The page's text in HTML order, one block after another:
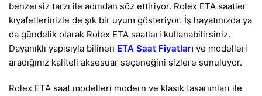
benzersiz tarzı ile adından söz ettiriyor. Rolex ETA saatler
kıyafetlerinizle de şık bir uyum gösteriyor. İş hayatınızda ya
da gündelik olarak Rolex ETA saatleri kullanabilirsiniz.
Dayanıklı yapısıyla bilinen ETA Saat Fiyatları ve modelleri
aradığınız kaliteli aksesuar seçeneğini sizlere sunuluyor.
Rolex ETA saat modelleri modern ve klasik tasarımları ile